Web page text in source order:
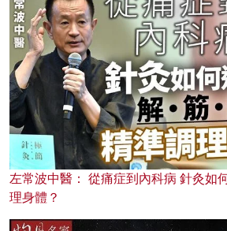
左常波中醫： 從痛症到內科病 針灸如
理身體？